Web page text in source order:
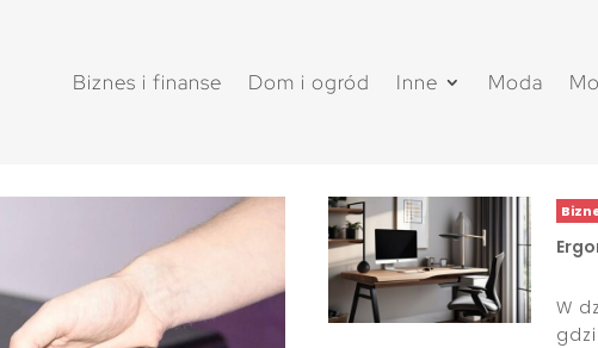
Biznes i finanse Dom i ogród Inne Moda
W